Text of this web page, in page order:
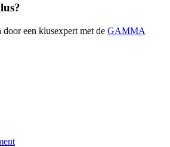
een klusexpert met de GAMMA